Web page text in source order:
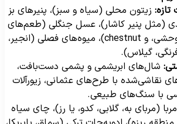
زیتون محلی (سیاه و سبز)، پنیرهای بز
(مثل پنیر کاشار)، عسل جنگلی (طعم‌های
کاج، گل وحشی، و chestnut)، میوه‌های فصلی (انجیر،
گیلاس).
شال‌های ابریشمی و پشمی دست‌بافت،
نقاشی‌شده با طرح‌های عثمانی، زیورآلات
با سنگ‌های طبیعی.
(مربای به، گلابی، کدو، یا رز)، چای سیاه